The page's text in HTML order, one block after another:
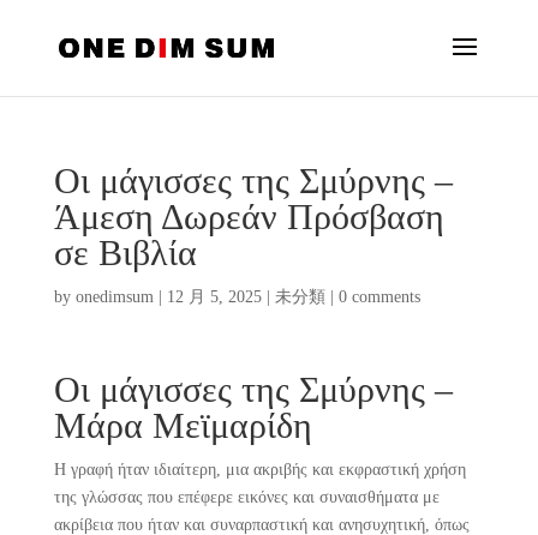
Οι μάγισσες της Σμύρνης –
Άμεση Δωρεάν Πρόσβαση
σε Βιβλία
by onedimsum| 12 月 5, 2025| 未分類 0 comments
Οι μάγισσες της Σμύρνης –
Μάρα Μεϊμαρίδη
Η γραφή ήταν ιδιαίτερη, μια ακριβής και εκφραστική χρήση
της γλώσσας που επέφερε εικόνες και συναισθήματα με
ακρίβεια που ήταν και συναρπαστική και ανησυχητική, όπως